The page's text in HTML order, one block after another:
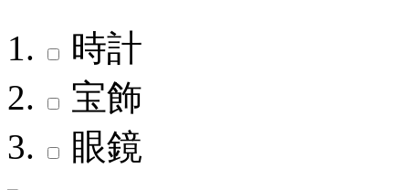
時計
宝飾
眼鏡